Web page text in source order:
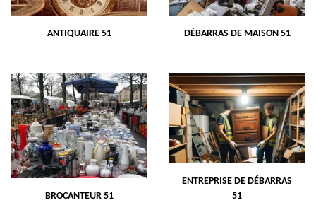
ANTIQUAIRE 51 DÉBARRAS DE MAISON 51
BROCANTEUR 51
ENTREPRISE DE DÉBARRAS
51